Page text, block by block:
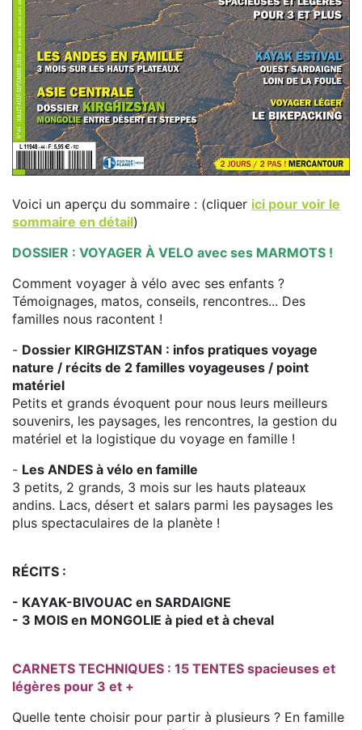
Voici un aperçu du sommaire : (cliquer ici pour voir le
sommaire en détail)
DOSSIER : VOYAGER À VELO avec ses MARMOTS !
Comment voyager à vélo avec ses enfants ?
Témoignages, matos, conseils, rencontres... Des
familles nous racontent !
- Dossier KIRGHIZSTAN : infos pratiques voyage
nature / récits de 2 familles voyageuses / point
matériel
Petits et grands évoquent pour nous leurs meilleurs
souvenirs, les paysages, les rencontres, la gestion du
matériel et la logistique du voyage en famille !
- Les ANDES à vélo en famille
3 petits, 2 grands, 3 mois sur les hauts plateaux
andins. Lacs, désert et salars parmi les paysages les
plus spectaculaires de la planète !
RÉCITS :
- KAYAK-BIVOUAC en SARDAIGNE
- 3 MOIS en MONGOLIE à pied et à cheval
CARNETS TECHNIQUES : 15 TENTES spacieuses et
légères pour 3 et +
Quelle tente choisir pour partir à plusieurs ? En famille